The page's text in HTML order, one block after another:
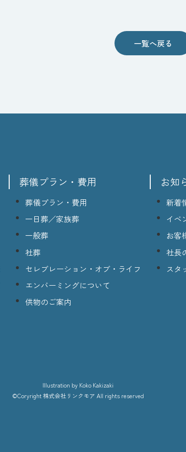
一覧へ戻る
葬儀プラン・費用
葬儀プラン・費用
一日葬／家族葬
一般葬
社葬
セレブレーション・オブ・ライフ
エンバーミングについて
供物のご案内
お知
新着
イベ
お客
社長
スタ
lllustration by Koko Kakizaki
©Coryright 株式会社リンクモア All rights reserved